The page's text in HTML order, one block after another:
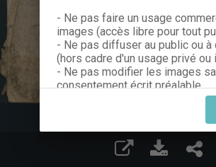
- Ne pas faire un usage
images (accès libre pour tout
- Ne pas diffuser au public ou
(hors cadre d'un usage privé ou
- Ne pas modifier les images
consentement écrit préalable
Dans le cas contraire, nous
à nous contacter afin de
de Licence souhaitée parmi
proposées et le cas échéant,